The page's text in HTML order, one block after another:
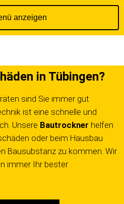
anzeigen
in Tübingen?
sind Sie immer gut
ist eine schnelle und
Unsere Bautrockner helfen
oder beim Hausbau
Bausubstanz zu kommen. Wir
immer Ihr bester